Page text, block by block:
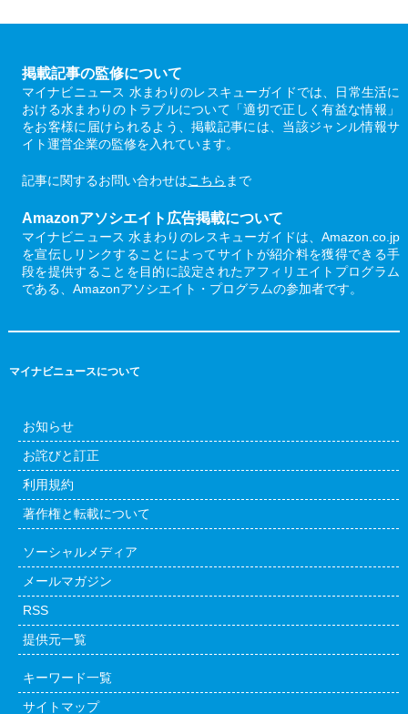
掲載記事の監修について
マイナビニュース 水まわりのレスキューガイドでは、日常生活に
おける水まわりのトラブルについて「適切で正しく有益な情報」
をお客様に届けられるよう、掲載記事には、当該ジャンル情報サ
イト運営企業の監修を入れています。
記事に関するお問い合わせはこちら まで
Amazonアソシエイト広告掲載について
マイナビニュース 水まわりのレスキューガイドは、Amazon.co.jp
を宣伝しリンクすることによってサイトが紹介料を獲得できる手
段を提供することを目的に設定されたアフィリエイトプログラム
である、Amazonアソシエイト・プログラムの参加者です。
マイナビニュースについて
お知らせ
お詫びと訂正
利用規約
著作権と転載について
ソーシャルメディア
メールマガジン
RSS
提供元一覧
キーワード一覧
サイトマップ